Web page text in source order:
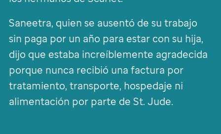
Saneetra, quien se ausentó de su trabajo
sin paga por un año para estar con su hija,
dijo que estaba increíblemente agradecida
porque nunca recibió una factura por
tratamiento, transporte, hospedaje ni
alimentación por parte de St. Jude.